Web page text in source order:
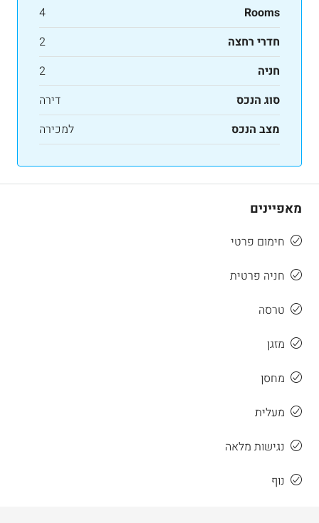
Rooms
4
חדרי רחצה
2
חניה
2
סוג הנכס
דירה
מצב הנכס
למכירה
מאפיינים
חימום פרטי
חניה פרטית
טרסה
מזגן
מחסן
מעלית
נגישות מלאה
נוף